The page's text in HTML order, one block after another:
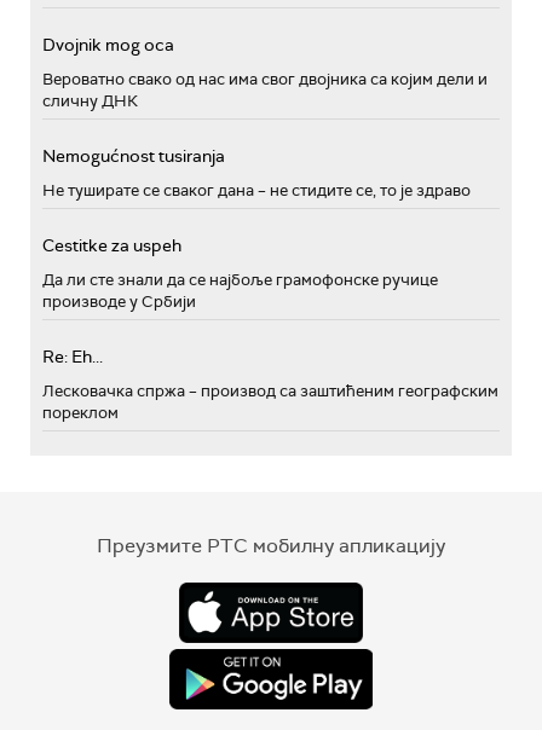
Dvojnik mog oca
Вероватно свако од нас има свог двојника са којим дели и
сличну ДНК
Nemogućnost tusiranja
Не туширате се сваког дана – не стидите се, то је здраво
Cestitke za uspeh
Да ли сте знали да се најбоље грамофонске ручице
производе у Србији
Re: Eh...
Лесковачка спржа – производ са заштићеним географским
пореклом
Преузмите РТС мобилну апликацију